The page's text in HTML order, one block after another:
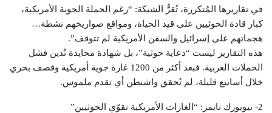
في تقاريرها المُتكررة، تُقرُّ الشبكة: “رغم الحملة الجوية الأمريكية،
كبار قادة الحوثيين على قيد الحياة، ومواقع صواريخهم نشطة…
هجماتهم على إسرائيل والسفن الأمريكية لم تتوقف”.
هذه التقارير ليست “دعاية حوثية”، بل شهادة محايدة تُدين فشل
الحملات الغربية. فبعد أكثر من 1200 غارة جوية أمريكية وقصف بحري
خلال أسابيع قليلة، لم تُحقق واشنطن أي تقدم ملموس.
2- نيويورك تايمز: “الغارات الأمريكية تقوّي الحوثيين”